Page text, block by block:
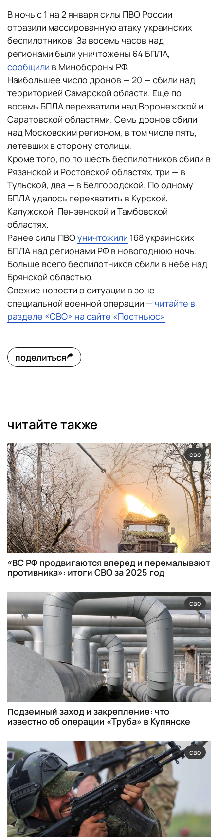
В ночь с 1 на 2 января силы ПВО России
отразили массированную атаку украинских
беспилотников. За восемь часов над
регионами были уничтожены 64 БПЛА,
сообщили в Минобороны РФ.
Наибольшее число дронов — 20 — сбили над
территорией Самарской области. Еще по
восемь БПЛА перехватили над Воронежской и
Саратовской областями. Семь дронов сбили
над Московским регионом, в том числе пять,
летевших в сторону столицы.
Кроме того, по по шесть беспилотников сбили в
Рязанской и Ростовской областях, три — в
Тульской, два — в Белгородской. По одному
БПЛА удалось перехватить в Курской,
Калужской, Пензенской и Тамбовской
областях.
Ранее силы ПВОуничтожили 168 украинских
БПЛА над регионами РФ в новогоднюю ночь.
Больше всего беспилотников сбили в небе над
Брянской областью.
Свежие новости о ситуации в зоне
специальной военной операции — читайте в
разделе «СВО» на сайте «Постньюс»
поделиться
читайте также
сво
«ВС РФ продвигаются вперед и перемалывают
противника»: итоги СВО за 2025 год
сво
Подземный заход и закрепление: что
известно об операции «Труба» в Купянске
сво